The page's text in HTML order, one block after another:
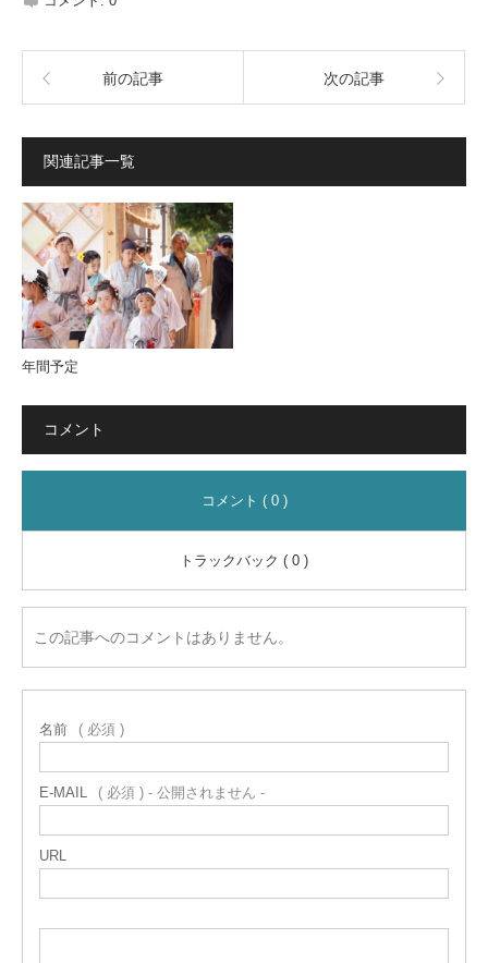
前の記事 次の記事
関連記事一覧
年間予定
コメント
コメント ( 0 )
トラックバック ( 0 )
この記事へのコメントはありません。
名前 ( 必須 )
E-MAIL ( 必須 ) - 公開されません -
URL